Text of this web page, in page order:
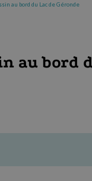
au bord du Lac de Géronde
au bord